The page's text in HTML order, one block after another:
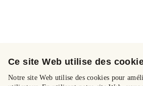
Ce site Web utilise des
Notre site Web utilise des cookies pour